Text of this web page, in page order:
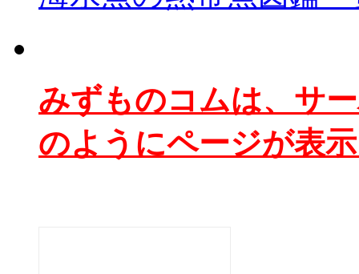
みずものコムは、サ
のようにページが表